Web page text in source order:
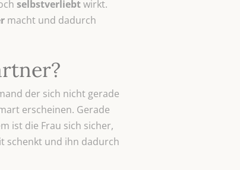
selbstverliebtwirkt.
macht und dadurch
der sich nicht gerade
erscheinen. Gerade
ist die Frau sich sicher,
schenkt und ihn dadurch